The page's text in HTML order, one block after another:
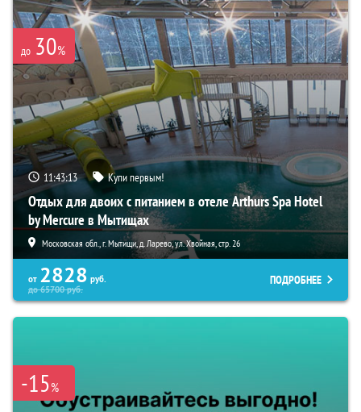
до 30%
11:43:11 Купи первым!
Отдых для двоих с питанием в отеле Arthurs Spa Hotel
by Mercure в Мытищах
Московская обл., г. Мытищи, д. Ларево, ул. Хвойная, стр. 26
от 2828 руб.
до65700руб.
ПОДРОБНЕЕ
-15%